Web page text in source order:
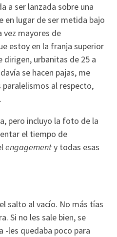
a ser lanzada sobre una
en lugar de ser metida bajo
vez mayores de
estoy en la franja superior
dirigen, urbanitas de 25 a
se hacen pajas, me
al respecto,
pero incluyo la foto de la
el tiempo de
engagementy todas esas
salto al vacío. No más tías
Si no les sale bien, se
-les quedaba poco para